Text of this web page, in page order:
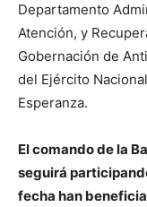
Departamento
Atención, y
Gobernación de
del Ejército
Esperanza.
El comando de la
seguirá
fecha han